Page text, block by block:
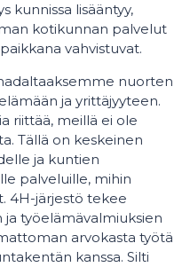
kunnissa lisääntyy,
kotikunnan palvelut
vahvistuvat.
nuorten
ja yrittäjyyteen.
riittää, meillä ei ole
Tällä on keskeinen
ja kuntien
palveluille, mihin
4H-järjestö tekee
työelämävalmiuksien
arvokasta työtä
kanssa. Silti